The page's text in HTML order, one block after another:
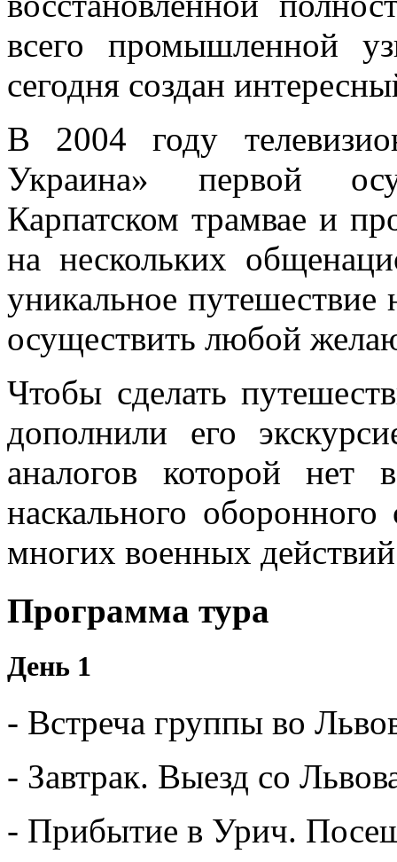
всего промышленной
сегодня создан
В 2004 году
Украина» первой
Карпатском трамвае и
на нескольких
уникальное
осуществить любой
Чтобы сделать
дополнили его
аналогов которой нет
наскального
многих военных
Программа тура
День 1
- Встреча группы во
- Завтрак. Выезд со
- Прибытие в Урич.